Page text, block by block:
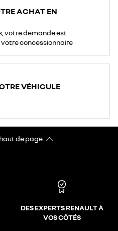
ACHAT EN
votre demande est
concessionnaire
VÉHICULE
de page​
DES EXPERTS RENAULT À
VOS CÔTÉS